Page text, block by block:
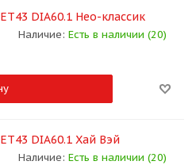
DIA60.1 Нео-классик
Наличие: Есть в наличии (20)
DIA60.1 Хай Вэй
Наличие: Есть в наличии (20)